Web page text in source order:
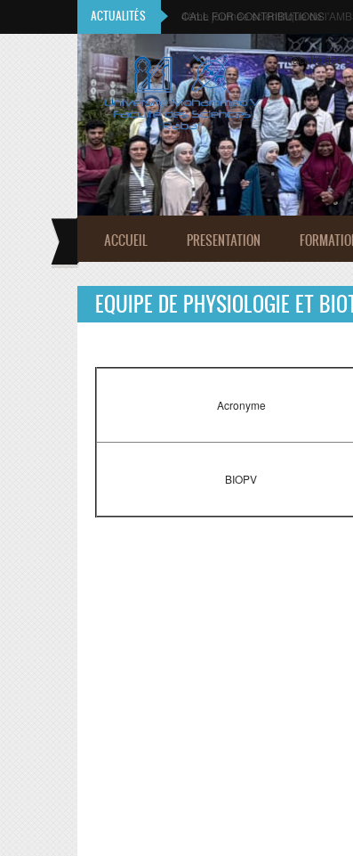
Aller au contenu principal
ACTUALITÉS CALL FOR CONTRIBUTIONS
Faculté des
ACCUEIL PRESENTATION
EQUIPE DE PHYSIOLOGIE ET
Acronyme
BIOPV